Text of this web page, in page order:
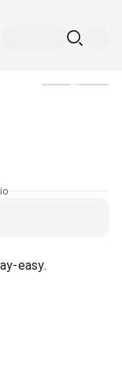
easy.